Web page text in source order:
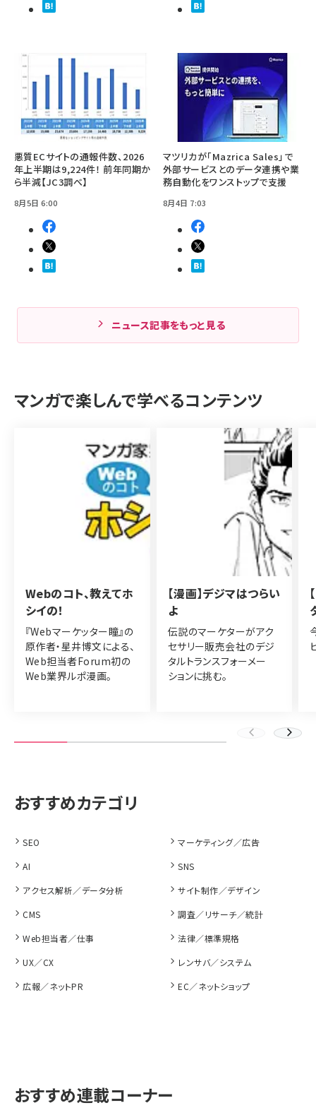
悪質ECサイトの通報件数、2026
年上半期は9,224件！ 前年同期か
ら半減【JC3調べ】
8月5日 6:00
マツリカが「Mazrica Sales」で
外部サービスとのデータ連携や業
務自動化をワンストップで支援
8月4日 7:03
ニュース記事をもっと見る
マンガで楽しんで学べるコンテンツ
Webのコト、教えてホ
シイの！
『Webマーケッター瞳』の
原作者・星井博文による、
Web担当者Forum初の
Web業界ルポ漫画。
【漫画】デジマはつらい
よ
伝説のマーケターがアク
セサリー販売会社のデジ
タルトランスフォーメー
ションに挑む。
SEO
マーケティング／広告
AI
SNS
アクセス解析／データ分析
サイト制作／デザイン
CMS
調査／リサーチ／統計
Web担当者／仕事
法律／標準規格
UX／CX
レンサバ／システム
広報／ネットPR
EC／ネットショップ
おすすめ連載コーナー